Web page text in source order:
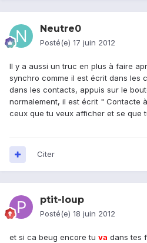
Neutre0
Posté(e) 17 juin 2012
Il y a aussi un truc en plus à faire
synchro comme il est écrit dans les
dans les contacts, appuis sur le
normalement, il est écrit " Contacte
ceux que tu veux afficher et se que
Citer
ptit-loup
Posté(e) 18 juin 2012
et si ca beug encore tu va dans tes